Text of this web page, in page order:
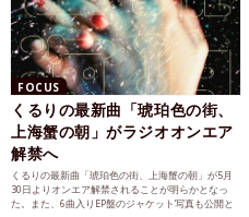
FOCUS
くるりの最新曲「琥珀色の街、
上海蟹の朝」がラジオオンエア
解禁へ
くるりの最新曲「琥珀色の街、上海蟹の朝」が5月
30日よりオンエア解禁されることが明らかとなっ
た。また、6曲入りEP盤のジャケット写真も公開と